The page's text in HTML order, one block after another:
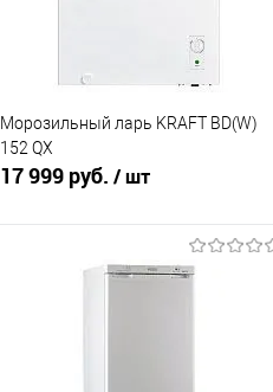
Морозильный ларь KRAFT BD(W)
152 QX
17 999 руб. / шт
В корзину